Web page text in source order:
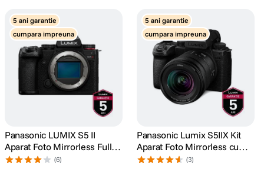
5. canon sx740 hs
6. lavaliera
7 card memorie
9. dji osmo
10 . insta 360
5 ani garantie
cumpara impreuna
Panasonic LUMIX S5 II
Aparat Foto Mirrorless Full
Frame 24.2MP
(6)
5 ani garantie
cumpara impreuna
Panasonic Lumix S5IIX Kit
Aparat Foto Mirrorless cu
Obiectiv 20-60mm
(3)